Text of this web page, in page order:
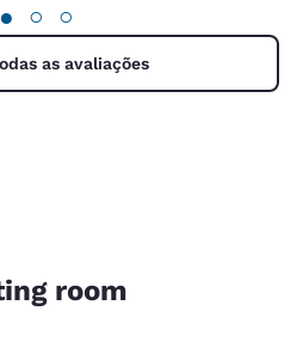
● ○ ○
as avaliações
room